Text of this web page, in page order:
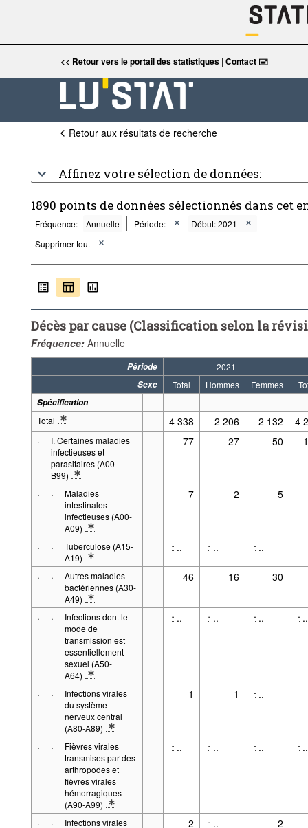
<< Retour vers le portail des statistiques |Contact 🖃
Retour aux résultats de recherche
Affinez votre sélection de données:
1890 points de données sélectionnés dans cet
Fréquence: Annuelle Période:
Début: 2021
Supprimer tout
Décès par cause (Classification selon la
Fréquence: Annuelle
Période
2021
Sexe
Total Hommes Femmes
Spécification
Total
* Note spécification 1: Entre parenthèses: Code de l'Organisation
4 338 2 206 2 132
4
·
I. Certaines maladies
infectieuses et
parasitaires (A00-
B99)
* Note spécification 1: Entre parenthèses: Code de l'Organisation
77 27 50
· ·
Maladies
intestinales
infectieuses (A00-
A09)
* Note spécification 1: Entre parenthèses: Code de
7 2 5
· ·
Tuberculose (A15-
A19)
* Note spécification 1: Entre parenthèses: Code de
- .. - .. - ..
· ·
Autres maladies
bactériennes (A30-
A49)
* Note spécification 1: Entre parenthèses: Code de
46 16 30
· ·
Infections dont le
mode de
transmission est
essentiellement
sexuel (A50-
A64)
* Note spécification 1: Entre parenthèses: Code de
- .. - .. - .. - ..
· ·
Infections virales
du système
nerveux central
(A80-A89)
* Note spécification 1: Entre parenthèses: Code de
1 1 - ..
· ·
Fièvres virales
transmises par des
arthropodes et
fièvres virales
hémorragiques
(A90-A99)
* Note spécification 1: Entre parenthèses: Code de
- .. - .. - .. - ..
· ·
Infections virales
2 - .. 2